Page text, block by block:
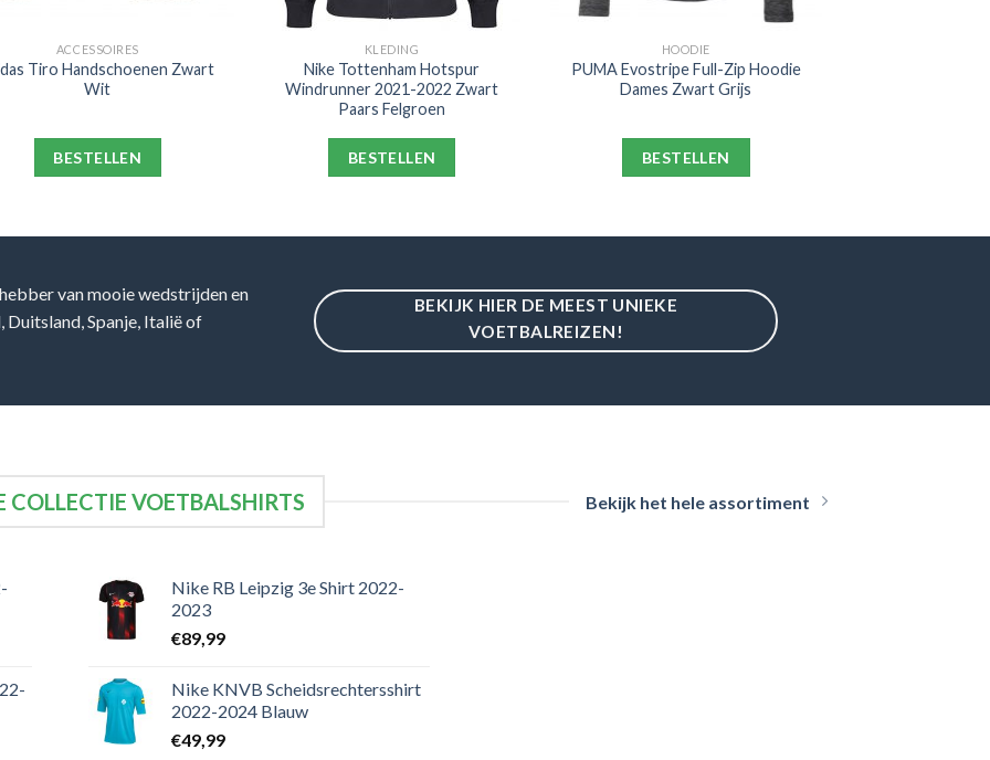
ACCESSOIRES
Tiro Handschoenen Zwart
Wit
BESTELLEN
KLEDING
Nike Tottenham Hotspur
Windrunner 2021-2022 Zwart
Paars Felgroen
BESTELLEN
HOODIE
PUMA Evostripe Full-Zip Hoodie
Dames Zwart Grijs
BESTELLEN
van mooie wedstrijden en
Duitsland, Spanje, Italië of
BEKIJK HIER DE MEEST UNIEKE
VOETBALREIZEN!
COLLECTIE VOETBALSHIRTS Bekijk het hele assortiment
Nike RB Leipzig 3e Shirt 2022-
2023
€89,99
Nike KNVB Scheidsrechtersshirt
2022-2024 Blauw
€49,99